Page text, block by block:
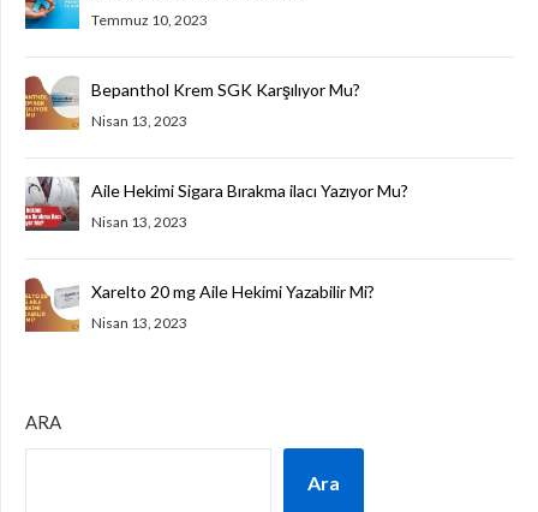
Temmuz 10, 2023
Bepanthol Krem SGK Karşılıyor Mu?
Nisan 13, 2023
Aile Hekimi Sigara Bırakma ilacı Yazıyor Mu?
Nisan 13, 2023
Xarelto 20 mg Aile Hekimi Yazabilir Mi?
Nisan 13, 2023
ARA
Ara